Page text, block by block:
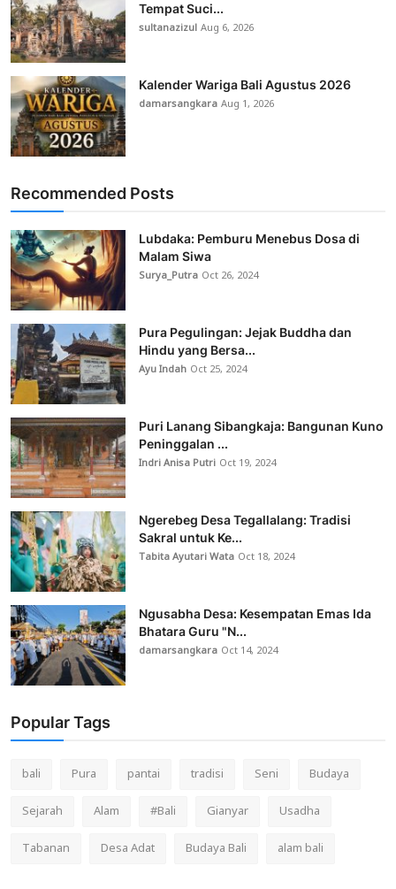
Tempat Suci...
sultanazizulAug 6, 2026
Kalender Wariga Bali Agustus 2026
damarsangkaraAug 1, 2026
Recommended Posts
Lubdaka: Pemburu Menebus Dosa di
Malam Siwa
Surya_Putra Oct 26, 2024
Pura Pegulingan: Jejak Buddha dan
Hindu yang Bersa...
Ayu Indah Oct 25, 2024
Puri Lanang Sibangkaja: Bangunan Kuno
Peninggalan ...
Indri Anisa Putri Oct 19, 2024
Ngerebeg Desa Tegallalang: Tradisi
Sakral untuk Ke...
Tabita Ayutari Wata Oct 18, 2024
Ngusabha Desa: Kesempatan Emas Ida
Bhatara Guru "N...
damarsangkara Oct 14, 2024
Popular Tags
bali Pura pantai tradisi Seni
Budaya
Sejarah
Alam #Bali Gianyar
Usadha
Tabanan
Desa Adat Budaya Bali alam bali